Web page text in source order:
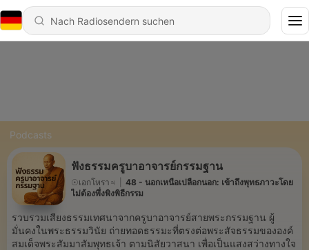
Podcasts
ฟังธรรมครูบาอาจารย์กรรมฐาน
☉เอกโหรา♃
48 - นอกเหนือเปลือกนอก: เข้าถึงพุทธภาวะโดย
ไม่ต้องพึ่งพิงพิธีกรรม
รวบรวมเสียงธรรมเทศนาจากครูบาอาจารย์สายพระกรรมฐาน ผู้
มั่นคงในพระธรรมวินัย ถ่ายทอดธรรมะที่ตรงต่อพระสัจธรรมขององค์
สมเด็จพระสัมมาสัมพุทธเจ้า ตามนิสัยวาสนา เพื่อเป็นแสงสว่างทางใจ